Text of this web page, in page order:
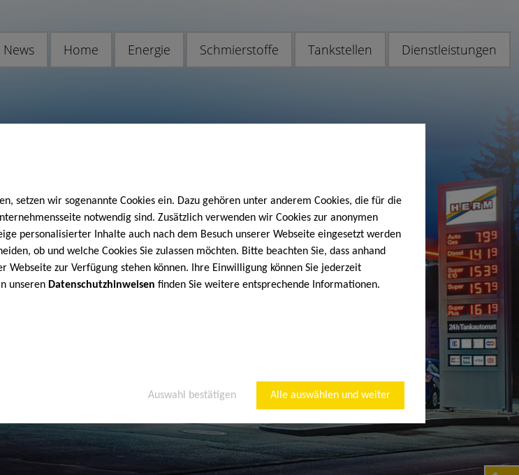
setzen wir sogenannte Cookies ein. Dazu gehören unter anderem Cookies, die für die
notwendig sind. Zusätzlich verwenden wir Cookies zur anonymen
personalisierter Inhalte auch nach dem Besuch unserer Webseite eingesetzt werden
ob und welche Cookies Sie zulassen möchten. Bitte beachten Sie, dass anhand
zur Verfügung stehen können. Ihre Einwilligung können Sie jederzeit
unseren Datenschutzhinweisen finden Sie weitere entsprechende Informationen.
Auswahl bestätigen Alle auswählen und weiter
News Home Energie Schmierstoffe Tankstellen Dienstleistungen